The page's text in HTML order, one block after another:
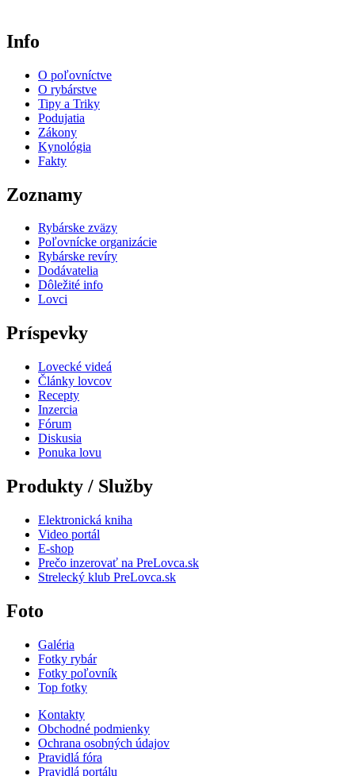
Info
O poľovníctve
O rybárstve
Tipy a Triky
Podujatia
Zákony
Kynológia
Fakty
Zoznamy
Rybárske zväzy
Poľovnícke organizácie
Rybárske revíry
Dodávatelia
Dôležité info
Lovci
Príspevky
Lovecké videá
Články lovcov
Recepty
Inzercia
Fórum
Diskusia
Ponuka lovu
Produkty / Služby
Elektronická kniha
Video portál
E-shop
Prečo inzerovať na PreLovca.sk
Strelecký klub PreLovca.sk
Foto
Galéria
Fotky rybár
Fotky poľovník
Top fotky
Kontakty
Obchodné podmienky
Ochrana osobných údajov
Pravidlá fóra
Pravidlá portálu